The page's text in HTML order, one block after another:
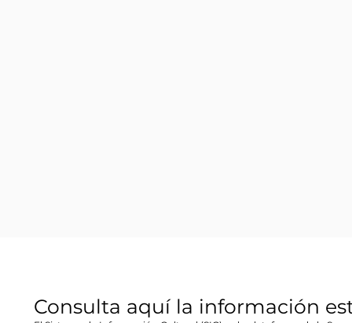
Consulta aquí la información